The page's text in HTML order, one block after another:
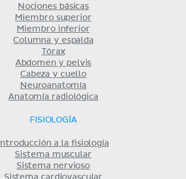
Nociones básicas
Miembro superior
Miembro inferior
Columna y espalda
Tórax
Abdomen y pelvis
Cabeza y cuello
Neuroanatomía
Anatomía radiológica
FISIOLOGÍA
Introducción a la fisiología
Sistema muscular
Sistema nervioso
Sistema cardiovascular